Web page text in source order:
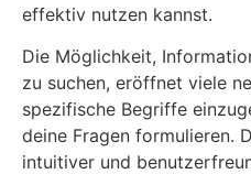
effektiv nutzen kannst.
Die Möglichkeit,
zu suchen, eröffnet viele
spezifische Begriffe
deine Fragen formulieren.
intuitiver und